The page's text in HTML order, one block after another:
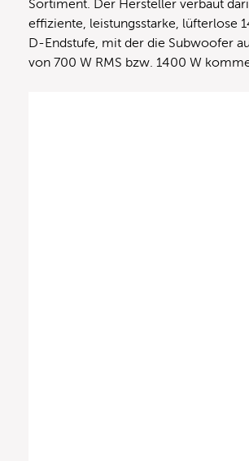
Sortiment. Der Hersteller verbaut
effiziente, leistungsstarke, lüfterlose
D-Endstufe, mit der die Subwoofer
von 700 W RMS bzw. 1400 W